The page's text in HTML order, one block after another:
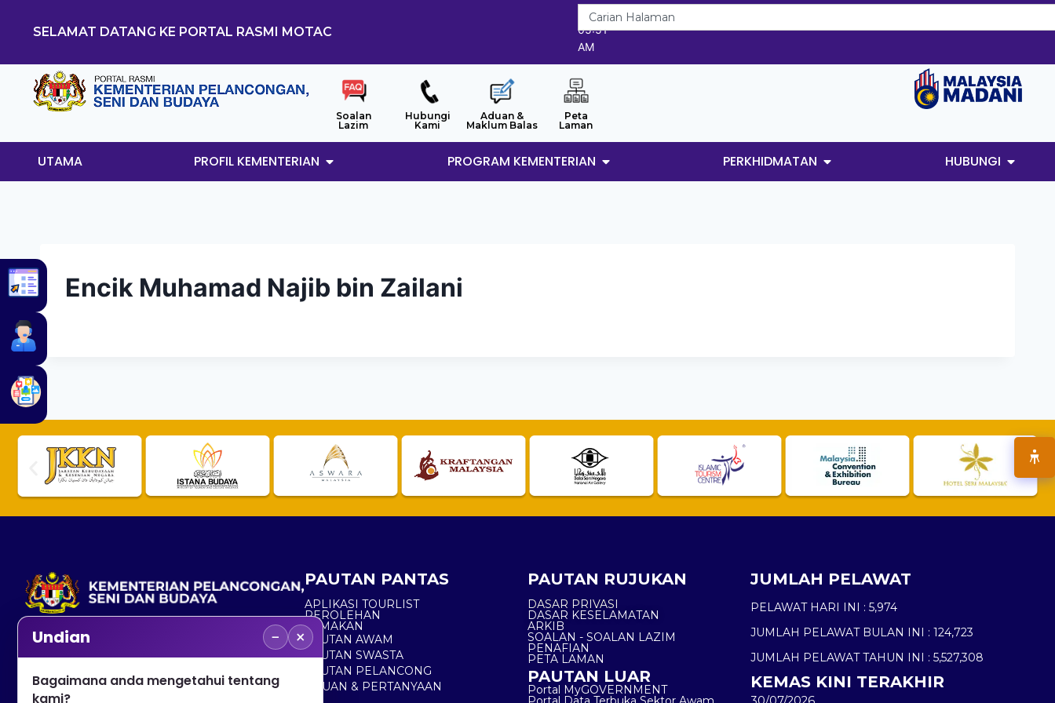
SELAMAT DATANG KE PORTAL RASMI MOTAC
8/8/2026
05:51
AM
Soalan
Lazim
Hubungi
Kami
Aduan &
Maklum Balas
Peta
Laman
UTAMA PROFIL KEMENTERIAN PROGRAM KEMENTERIAN PERKHIDMATAN HUBUNGI
Encik Muhamad Najib bin Zailani
No. 2, Menara 1, Jalan P5/6, Presint 5,
+603 8000 8000
PAUTAN PANTAS
APLIKASI TOURLIST
PEROLEHAN
SEMAKAN
PAUTAN AWAM
PAUTAN SWASTA
PAUTAN PELANCONG
ADUAN & PERTANYAAN
PAUTAN RUJUKAN
DASAR PRIVASI
DASAR KESELAMATAN
ARKIB
SOALAN - SOALAN LAZIM
PENAFIAN
PETA LAMAN
PAUTAN LUAR
Portal MyGOVERNMENT
JUMLAH PELAWAT
PELAWAT HARI INI : 5,974
JUMLAH PELAWAT BULAN INI : 124,723
JUMLAH PELAWAT TAHUN INI : 5,527,308
KEMAS KINI TERAKHIR
Undian − ×
Bagaimana anda mengetahui tentang
kami?